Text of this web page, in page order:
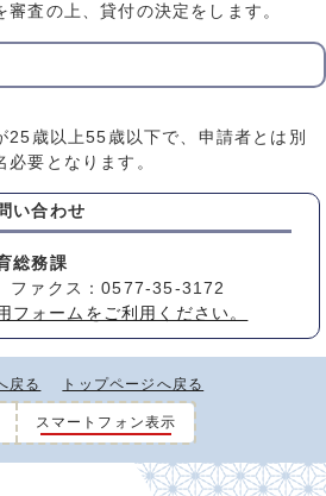
査の上、貸付の決定をします。
25歳以上55歳以下で、申請者とは別
要となります。
い合わせ
総務課
ァクス：0577-35-3172
フォームをご利用ください。
戻る トップページへ戻る
スマートフォン表示